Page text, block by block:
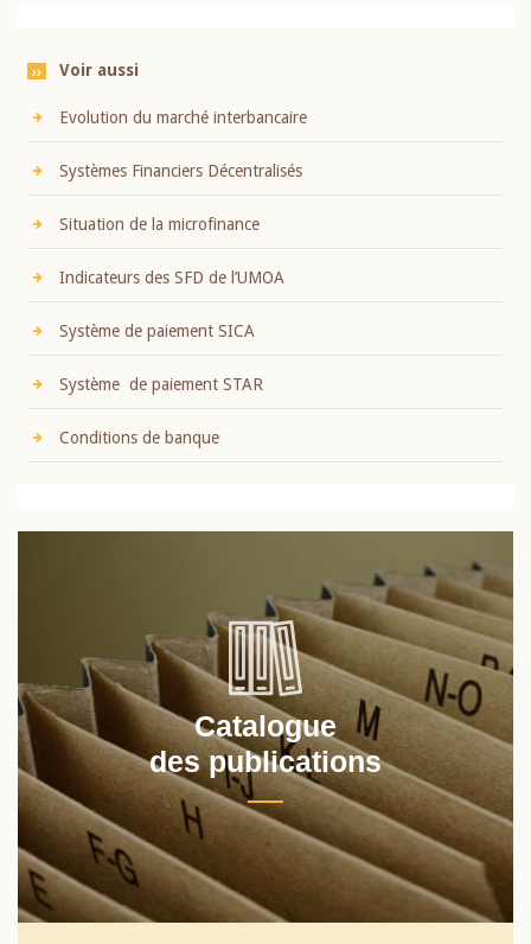
Voir aussi
Evolution du marché interbancaire
Systèmes Financiers Décentralisés
Situation de la microfinance
Indicateurs des SFD de l’UMOA
Système de paiement SICA
Système de paiement STAR
Conditions de banque
Catalogue
des publications